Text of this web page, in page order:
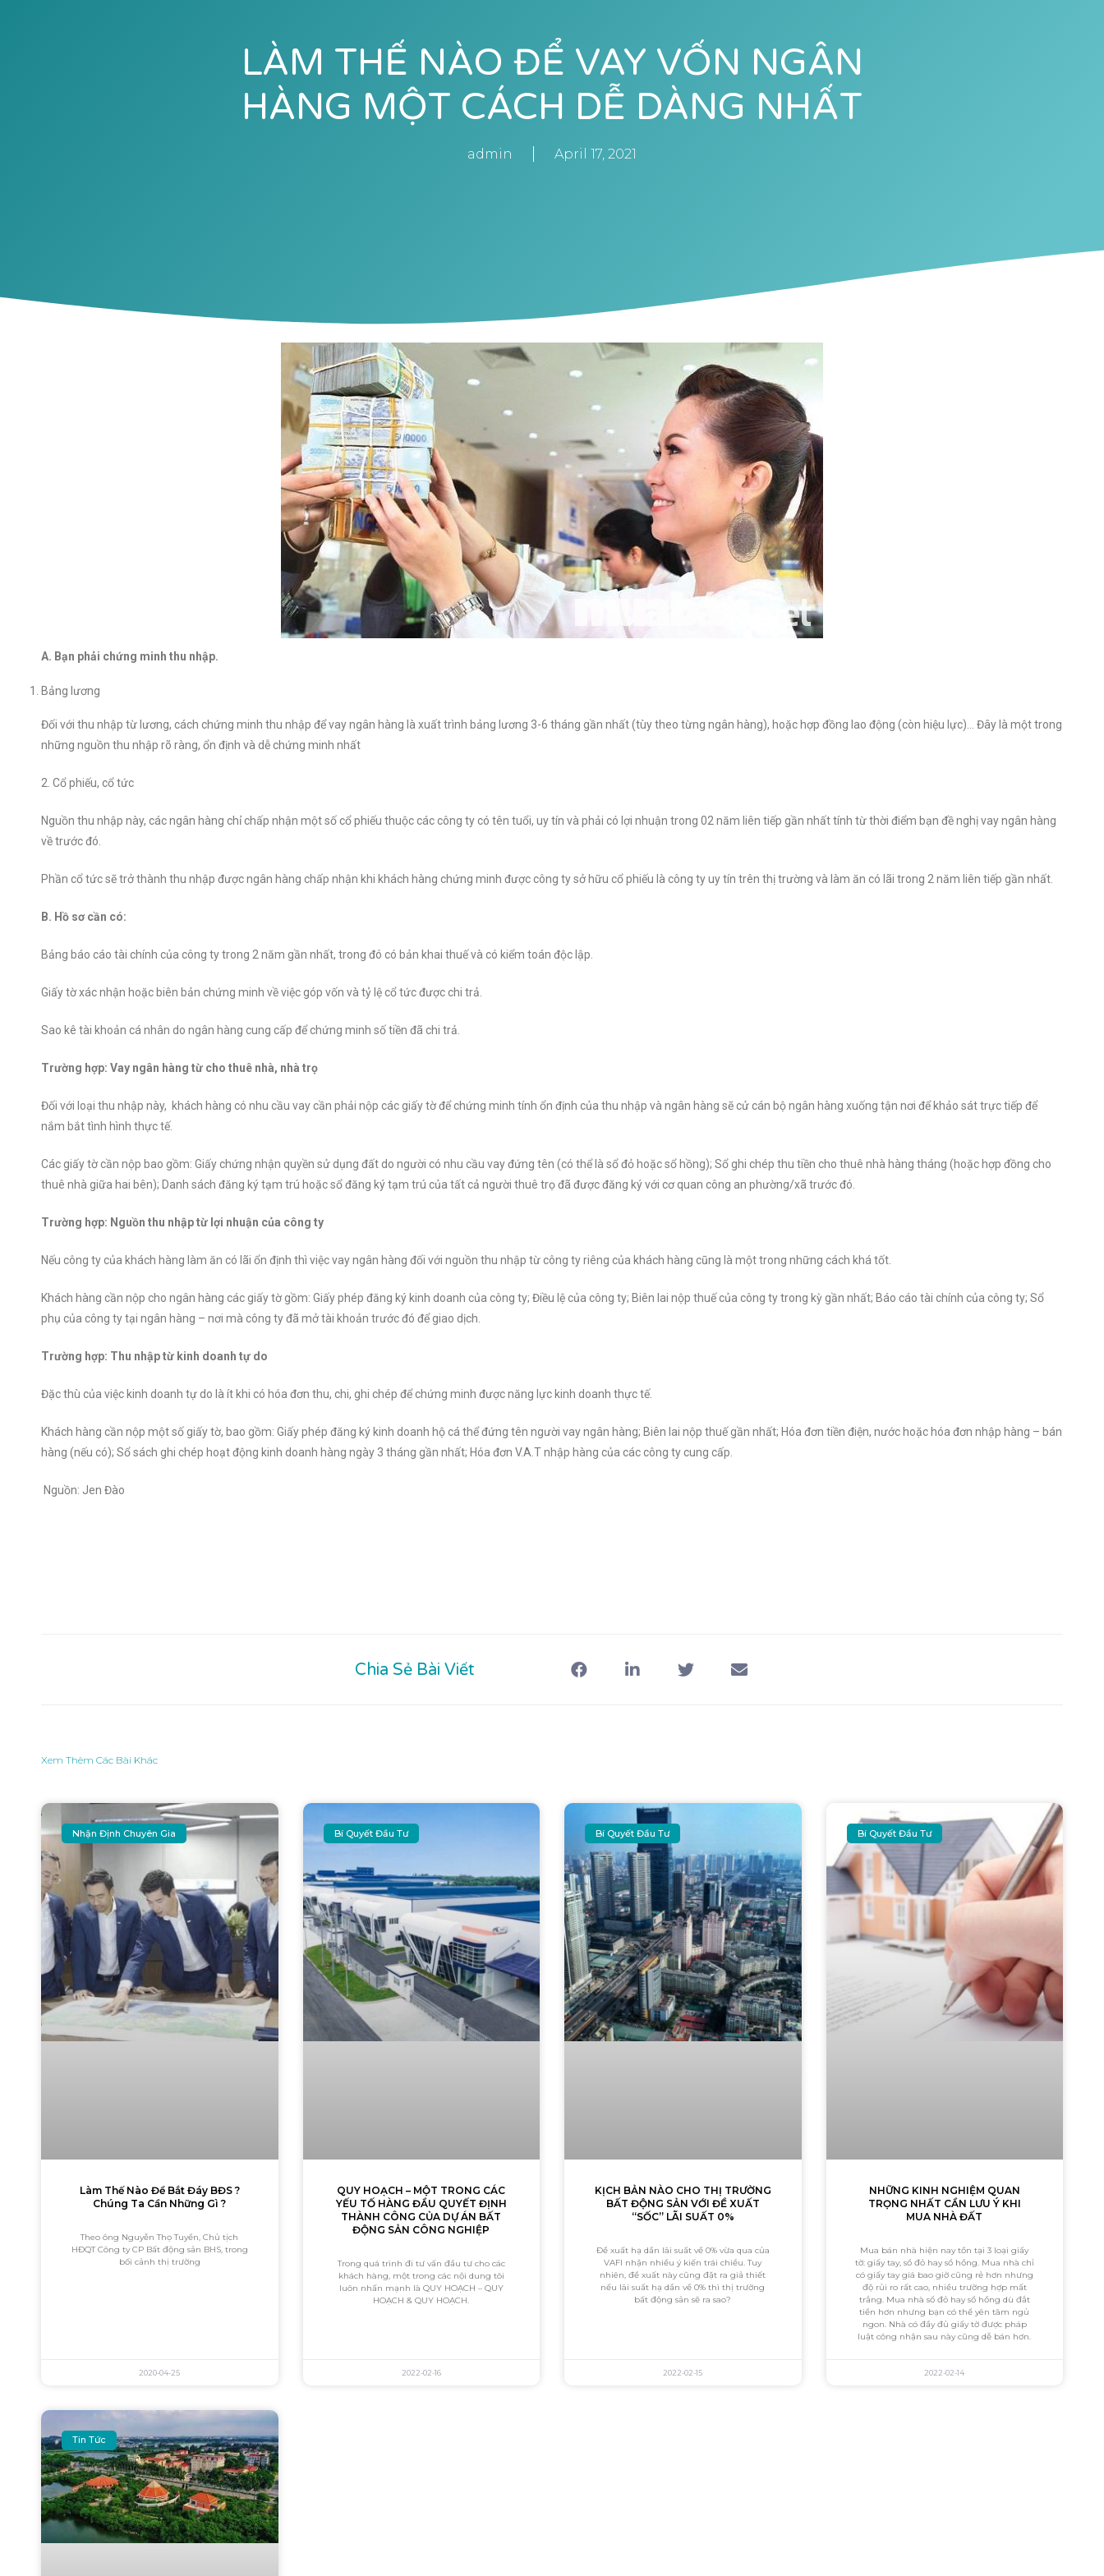
LÀM THẾ NÀO ĐỂ VAY VỐN NGÂN
HÀNG MỘT CÁCH DỄ DÀNG NHẤT
admin April 17, 2021
A. Bạn phải chứng minh thu nhập.
Bảng lương
Đối với thu nhập từ lương, cách chứng minh thu nhập để vay ngân hàng là xuất trình bảng lương 3-6 tháng gần nhất (tùy theo từng ngân hàng), hoặc hợp đồng lao động (còn hiệu lực)… Đây là một trong
những nguồn thu nhập rõ ràng, ổn định và dễ chứng minh nhất
2. Cổ phiếu, cổ tức
Nguồn thu nhập này, các ngân hàng chỉ chấp nhận một số cổ phiếu thuộc các công ty có tên tuổi, uy tín và phải có lợi nhuận trong 02 năm liên tiếp gần nhất tính từ thời điểm bạn đề nghị vay ngân hàng
về trước đó.
Phần cổ tức sẽ trở thành thu nhập được ngân hàng chấp nhận khi khách hàng chứng minh được công ty sở hữu cổ phiếu là công ty uy tín trên thị trường và làm ăn có lãi trong 2 năm liên tiếp gần nhất.
B. Hồ sơ cần có:
Bảng báo cáo tài chính của công ty trong 2 năm gần nhất, trong đó có bản khai thuế và có kiểm toán độc lập.
Giấy tờ xác nhận hoặc biên bản chứng minh về việc góp vốn và tỷ lệ cổ tức được chi trả.
Sao kê tài khoản cá nhân do ngân hàng cung cấp để chứng minh số tiền đã chi trả.
Trường hợp: Vay ngân hàng từ cho thuê nhà, nhà trọ
Đối với loại thu nhập này, khách hàng có nhu cầu vay cần phải nộp các giấy tờ để chứng minh tính ổn định của thu nhập và ngân hàng sẽ cử cán bộ ngân hàng xuống tận nơi để khảo sát trực tiếp để
nắm bắt tình hình thực tế.
Các giấy tờ cần nộp bao gồm: Giấy chứng nhận quyền sử dụng đất do người có nhu cầu vay đứng tên (có thể là sổ đỏ hoặc sổ hồng); Sổ ghi chép thu tiền cho thuê nhà hàng tháng (hoặc hợp đồng cho
thuê nhà giữa hai bên); Danh sách đăng ký tạm trú hoặc sổ đăng ký tạm trú của tất cả người thuê trọ đã được đăng ký với cơ quan công an phường/xã trước đó.
Trường hợp: Nguồn thu nhập từ lợi nhuận của công ty
Nếu công ty của khách hàng làm ăn có lãi ổn định thì việc vay ngân hàng đối với nguồn thu nhập từ công ty riêng của khách hàng cũng là một trong những cách khá tốt.
Khách hàng cần nộp cho ngân hàng các giấy tờ gồm: Giấy phép đăng ký kinh doanh của công ty; Điều lệ của công ty; Biên lai nộp thuế của công ty trong kỳ gần nhất; Báo cáo tài chính của công ty; Sổ
phụ của công ty tại ngân hàng – nơi mà công ty đã mở tài khoản trước đó để giao dịch.
Trường hợp: Thu nhập từ kinh doanh tự do
Đặc thù của việc kinh doanh tự do là ít khi có hóa đơn thu, chi, ghi chép để chứng minh được năng lực kinh doanh thực tế.
Khách hàng cần nộp một số giấy tờ, bao gồm: Giấy phép đăng ký kinh doanh hộ cá thể đứng tên người vay ngân hàng; Biên lai nộp thuế gần nhất; Hóa đơn tiền điện, nước hoặc hóa đơn nhập hàng – bán
hàng (nếu có); Sổ sách ghi chép hoạt động kinh doanh hàng ngày 3 tháng gần nhất; Hóa đơn V.A.T nhập hàng của các công ty cung cấp.
Nguồn: Jen Đào
Chia Sẻ Bài Viết
Xem Thêm Các Bài Khác
Nhận Định Chuyên Gia
Làm Thế Nào Để Bắt Đáy BĐS ?
Chúng Ta Cần Những Gì ?
Theo ông Nguyễn Thọ Tuyển, Chủ tịch
HĐQT Công ty CP Bất động sản BHS, trong
bối cảnh thị trường
2020-04-25
Bí Quyết Đầu Tư
QUY HOẠCH – MỘT TRONG CÁC
YẾU TỐ HÀNG ĐẦU QUYẾT ĐỊNH
THÀNH CÔNG CỦA DỰ ÁN BẤT
ĐỘNG SẢN CÔNG NGHIỆP
Trong quá trình đi tư vấn đầu tư cho các
khách hàng, một trong các nội dung tôi
luôn nhấn mạnh là QUY HOẠCH – QUY
HOẠCH & QUY HOẠCH.
2022-02-16
Bí Quyết Đầu Tư
KỊCH BẢN NÀO CHO THỊ TRƯỜNG
BẤT ĐỘNG SẢN VỚI ĐỀ XUẤT
“SỐC” LÃI SUẤT 0%
Đề xuất hạ dần lãi suất về 0% vừa qua của
VAFI nhận nhiều ý kiến trái chiều. Tuy
nhiên, đề xuất này cũng đặt ra giả thiết
nếu lãi suất hạ dần về 0% thì thị trường
bất động sản sẽ ra sao?
2022-02-15
Bí Quyết Đầu Tư
NHỮNG KINH NGHIỆM QUAN
TRỌNG NHẤT CẦN LƯU Ý KHI
MUA NHÀ ĐẤT
Mua bán nhà hiện nay tồn tại 3 loại giấy
tờ: giấy tay, sổ đỏ hay sổ hồng. Mua nhà chỉ
có giấy tay giá bao giờ cũng rẻ hơn nhưng
độ rủi ro rất cao, nhiều trường hợp mất
trắng. Mua nhà sổ đỏ hay sổ hồng dù đắt
tiền hơn nhưng bạn có thể yên tâm ngủ
ngon. Nhà có đầy đủ giấy tờ được pháp
luật công nhận sau này cũng dễ bán hơn.
2022-02-14
Tin Tức